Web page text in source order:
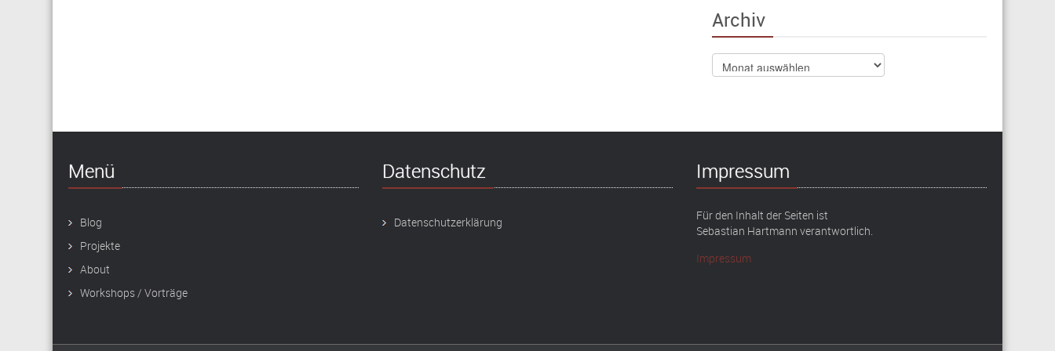
Archiv
Archiv
Menü
Blog
Projekte
About
Workshops / Vorträge
Datenschutz
Datenschutzerklärung
Impressum
Für den Inhalt der Seiten ist
Sebastian Hartmann verantwortlich.
Impressum